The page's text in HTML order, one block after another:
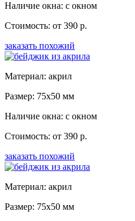
Наличие окна: с окном
Стоимость: от 390 р.
заказать похожий
Материал: акрил
Размер: 75x50 мм
Наличие окна: с окном
Стоимость: от 390 р.
заказать похожий
Материал: акрил
Размер: 75x50 мм